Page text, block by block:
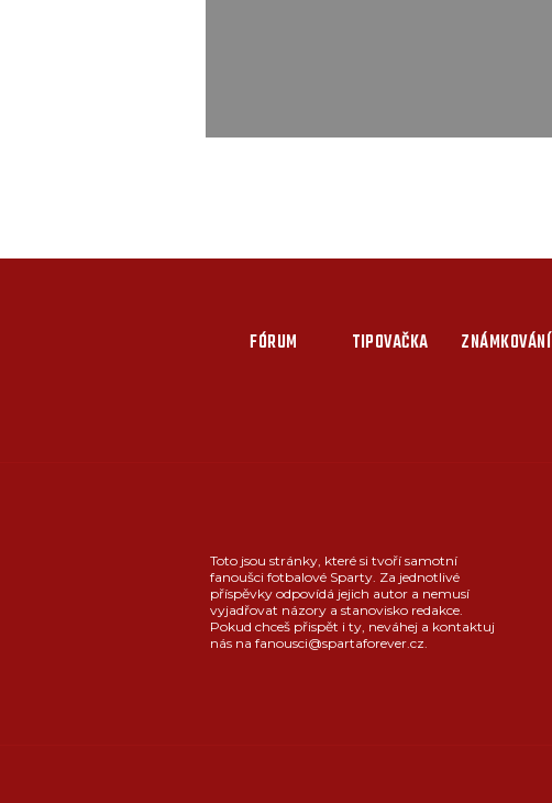
FÓRUM TIPOVAČKA ZNÁMKOVÁNÍ
Toto jsou stránky, které si tvoří samotní
fanoušci fotbalové Sparty. Za jednotlivé
příspěvky odpovídá jejich autor a nemusí
vyjadřovat názory a stanovisko redakce.
Pokud chceš přispět i ty, neváhej a kontaktuj
nás na fanousci@spartaforever.cz.